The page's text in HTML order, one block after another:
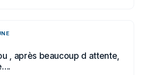
, après beaucoup d attente,